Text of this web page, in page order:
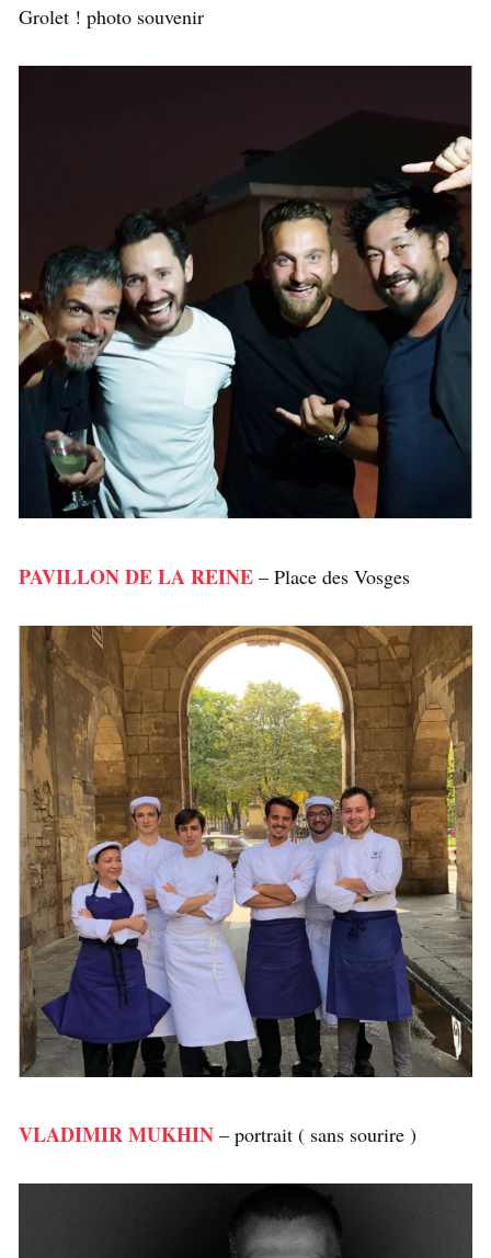
Grolet ! photo souvenir
PAVILLON DE LA REINE – Place des Vosges
VLADIMIR MUKHIN – portrait ( sans sourire )